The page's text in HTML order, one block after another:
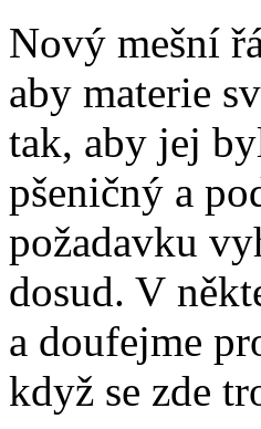
Nový mešní
aby materie
tak, aby jej
pšeničný a
požadavku
dosud. V
a doufejme
když se zde